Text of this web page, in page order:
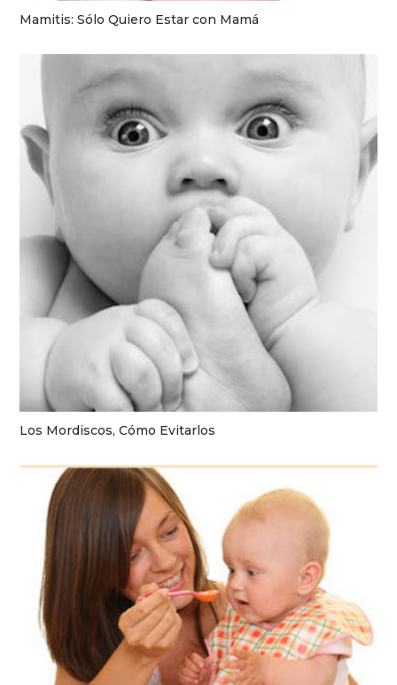
Mamitis: Sólo Quiero Estar con Mamá
Los Mordiscos, Cómo Evitarlos